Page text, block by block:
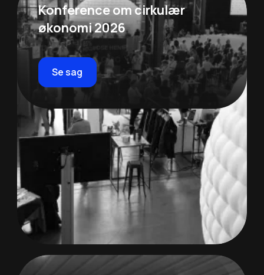
Konference om cirkulær
økonomi 2026
Se sag